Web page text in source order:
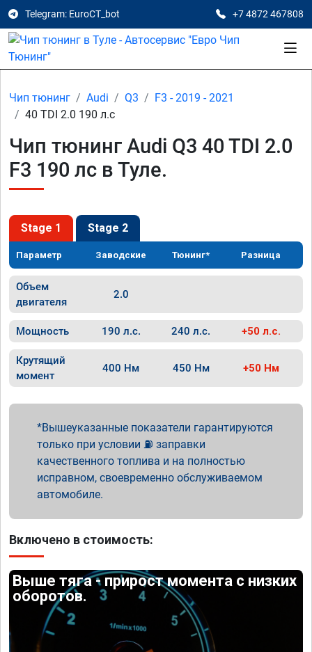
Telegram: EuroCT_bot +7 4872 467808
Чип тюнинг Audi Q3
F3 - 2019 - 2021
40 TDI 2.0 190 л.с
Чип тюнинг Audi Q3 40 TDI 2.0
F3 190 лс в Туле.
Stage 1 Stage 2
Параметр Заводские Тюнинг* Разница
Объем
двигателя
2.0
Мощность 190 л.с. 240 л.с. +50 л.с.
Крутящий
момент
400 Нм 450 Нм +50 Нм
Вышеуказанные показатели гарантируются
только при условии ⛽ заправки
качественного топлива и на полностью
исправном, своевременно обслуживаемом
автомобиле.
Включено в стоимость:
Выше тяга - прирост момента с низких
оборотов.